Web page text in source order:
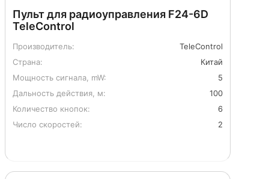
Пульт для радиоуправления F24-6D
TeleControl
Производитель:
TeleControl
Страна:
Китай
Мощность сигнала, mW:
5
Дальность действия, м:
100
Количество кнопок:
6
Число скоростей:
2